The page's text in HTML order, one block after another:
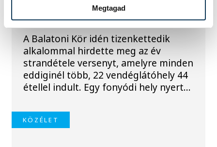
Megtagad
mutatjuk!
A Balatoni Kör idén tizenkettedik
alkalommal hirdette meg az év
strandétele versenyt, amelyre minden
eddiginél több, 22 vendéglátóhely 44
étellel indult. Egy fonyódi hely nyert...
KÖZÉLET